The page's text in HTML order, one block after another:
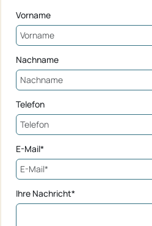
Vorname
Nachname
Telefon
E-Mail*
Ihre Nachricht*